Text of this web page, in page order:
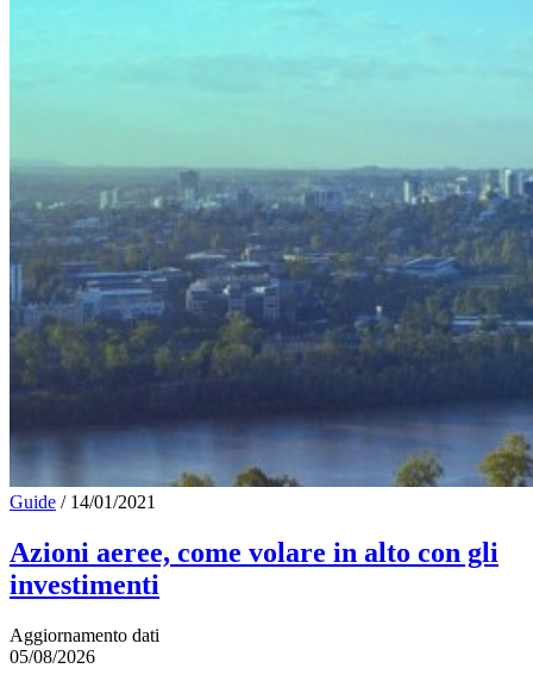
Guide / 14/01/2021
Azioni aeree, come volare in alto con gli
investimenti
Aggiornamento dati
05/08/2026